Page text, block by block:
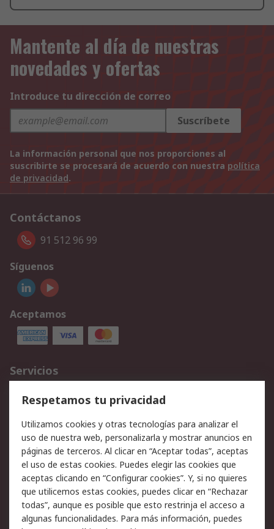
Mantente al día de nuestras
novedades y ofertas
Introduce tu dirección de correo
Suscríbete
La información personal que nos proporciones al
suscribirte se procesará de acuerdo con nuestra política
de privacidad.
Contáctanos
91 512 96 99
Síguenos
Aceptamos
Servicios
Cómo realizar pedidos
Devoluciones
Facturación y pago
Ofertas
Soporte técnico
Legal
Aviso legal
Política de privacidad -
Actualizada
Política sobre cookies
Seguridad de emails
Respetamos tu privacidad
Utilizamos cookies y otras tecnologías para analizar el
uso de nuestra web, personalizarla y mostrar anuncios en
páginas de terceros. Al clicar en “Aceptar todas”, aceptas
el uso de estas cookies. Puedes elegir las cookies que
aceptas clicando en “Configurar cookies”. Y, si no quieres
que utilicemos estas cookies, puedes clicar en “Rechazar
todas”, aunque es posible que esto restrinja el acceso a
algunas funcionalidades. Para más información, puedes